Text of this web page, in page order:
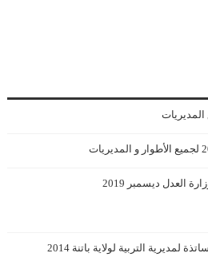
العدل ديسمبر 2019
لمديرية التربية لولاية باتنة 2014